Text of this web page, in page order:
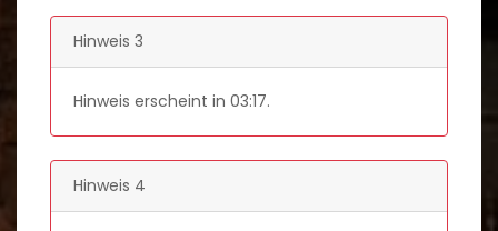
Hinweis 3
Hinweis erscheint in 03:17.
Hinweis 4